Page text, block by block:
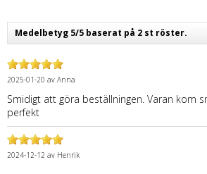
Medelbetyg 5/5 baserat på 2 st röster.
2025-01-20 av Anna
Smidigt att göra beställningen. Varan kom
perfekt
2024-12-12 av Henrik